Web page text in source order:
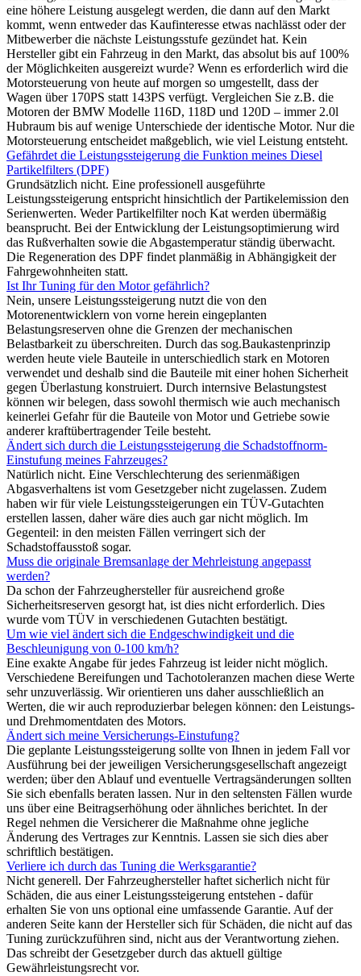
eine höhere Leistung ausgelegt werden, die dann auf den Markt
kommt, wenn entweder das Kaufinteresse etwas nachlässt oder der
Mitbewerber die nächste Leistungsstufe gezündet hat. Kein
Hersteller gibt ein Fahrzeug in den Markt, das absolut bis auf 100%
der Möglichkeiten ausgereizt wurde? Wenn es erforderlich wird die
Motorsteuerung von heute auf morgen so umgestellt, dass der
Wagen über 170PS statt 143PS verfügt. Vergleichen Sie z.B. die
Motoren der BMW Modelle 116D, 118D und 120D – immer 2.0l
Hubraum bis auf wenige Unterschiede der identische Motor. Nur die
Motorsteuerung entscheidet maßgeblich, wie viel Leistung entsteht.
Gefährdet die Leistungssteigerung die Funktion meines Diesel
Partikelfilters (DPF)
Grundsätzlich nicht. Eine professionell ausgeführte
Leistungssteigerung entspricht hinsichtlich der Partikelemission den
Serienwerten. Weder Partikelfilter noch Kat werden übermäßig
beansprucht. Bei der Entwicklung der Leistungsoptimierung wird
das Rußverhalten sowie die Abgastemperatur ständig überwacht.
Die Regeneration des DPF findet planmäßig in Abhängigkeit der
Fahrgewohnheiten statt.
Ist Ihr Tuning für den Motor gefährlich?
Nein, unsere Leistungssteigerung nutzt die von den
Motorenentwicklern von vorne herein eingeplanten
Belastungsreserven ohne die Grenzen der mechanischen
Belastbarkeit zu überschreiten. Durch das sog.Baukastenprinzip
werden heute viele Bauteile in unterschiedlich stark en Motoren
verwendet und deshalb sind die Bauteile mit einer hohen Sicherheit
gegen Überlastung konstruiert. Durch internsive Belastungstest
können wir belegen, dass sowohl thermisch wie auch mechanisch
keinerlei Gefahr für die Bauteile von Motor und Getriebe sowie
anderer kraftübertragender Teile besteht.
Ändert sich durch die Leistungssteigerung die Schadstoffnorm-
Einstufung meines Fahrzeuges?
Natürlich nicht. Eine Verschlechterung des serienmäßigen
Abgasverhaltens ist vom Gesetzgeber nicht zugelassen. Zudem
haben wir für viele Leistungssteigerungen ein TÜV-Gutachten
erstellen lassen, daher wäre dies auch gar nicht möglich. Im
Gegenteil: in den meisten Fällen verringert sich der
Schadstoffausstoß sogar.
Muss die originale Bremsanlage der Mehrleistung angepasst
werden?
Da schon der Fahrzeughersteller für ausreichend große
Sicherheitsreserven gesorgt hat, ist dies nicht erforderlich. Dies
wurde vom TÜV in verschiedenen Gutachten bestätigt.
Um wie viel ändert sich die Endgeschwindigkeit und die
Beschleunigung von 0-100 km/h?
Eine exakte Angabe für jedes Fahrzeug ist leider nicht möglich.
Verschiedene Bereifungen und Tachotoleranzen machen diese Werte
sehr unzuverlässig. Wir orientieren uns daher ausschließlich an
Werten, die wir auch reproduzierbar belegen können: den Leistungs-
und Drehmomentdaten des Motors.
Ändert sich meine Versicherungs-Einstufung?
Die geplante Leistungssteigerung sollte von Ihnen in jedem Fall vor
Ausführung bei der jeweiligen Versicherungsgesellschaft angezeigt
werden; über den Ablauf und eventuelle Vertragsänderungen sollten
Sie sich ebenfalls beraten lassen. Nur in den seltensten Fällen wurde
uns über eine Beitragserhöhung oder ähnliches berichtet. In der
Regel nehmen die Versicherer die Maßnahme ohne jegliche
Änderung des Vertrages zur Kenntnis. Lassen sie sich dies aber
schriftlich bestätigen.
Verliere ich durch das Tuning die Werksgarantie?
Nicht generell. Der Fahrzeughersteller haftet sicherlich nicht für
Schäden, die aus einer Leistungssteigerung entstehen - dafür
erhalten Sie von uns optional eine umfassende Garantie. Auf der
anderen Seite kann der Hersteller sich für Schäden, die nicht auf das
Tuning zurückzuführen sind, nicht aus der Verantwortung ziehen.
Das schreibt der Gesetzgeber durch das aktuell gültige
Gewährleistungsrecht vor.